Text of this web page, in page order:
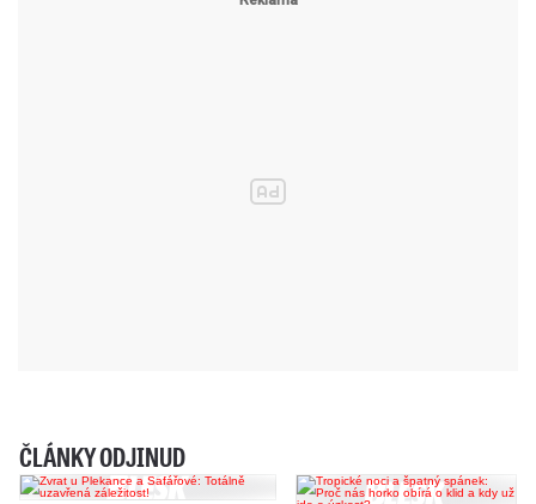
ČLÁNKY ODJINUD